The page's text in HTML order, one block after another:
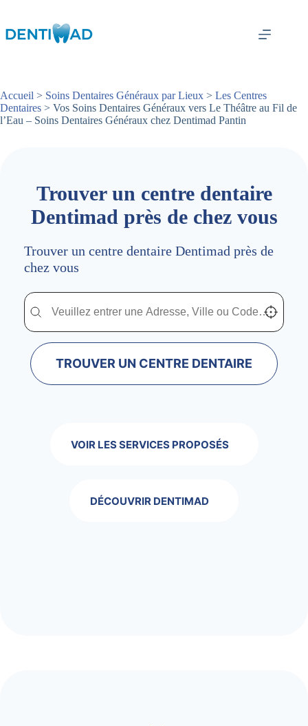
contenu
Accueil > Soins Dentaires Généraux par Lieux > Les Centres
Dentaires > Vos Soins Dentaires Généraux vers Le Théâtre au Fil de
l’Eau – Soins Dentaires Généraux chez Dentimad Pantin
Trouver un centre dentaire
Dentimad près de chez vous
Trouver un centre dentaire Dentimad près de
chez vous
Trouver un centre dentaire Dentimad près de
Trouver un centre dentaire Dentimad près de chez vous Localisez-
TROUVER UN CENTRE DENTAIRE
VOIR LES SERVICES PROPOSÉS
DÉCOUVRIR DENTIMAD